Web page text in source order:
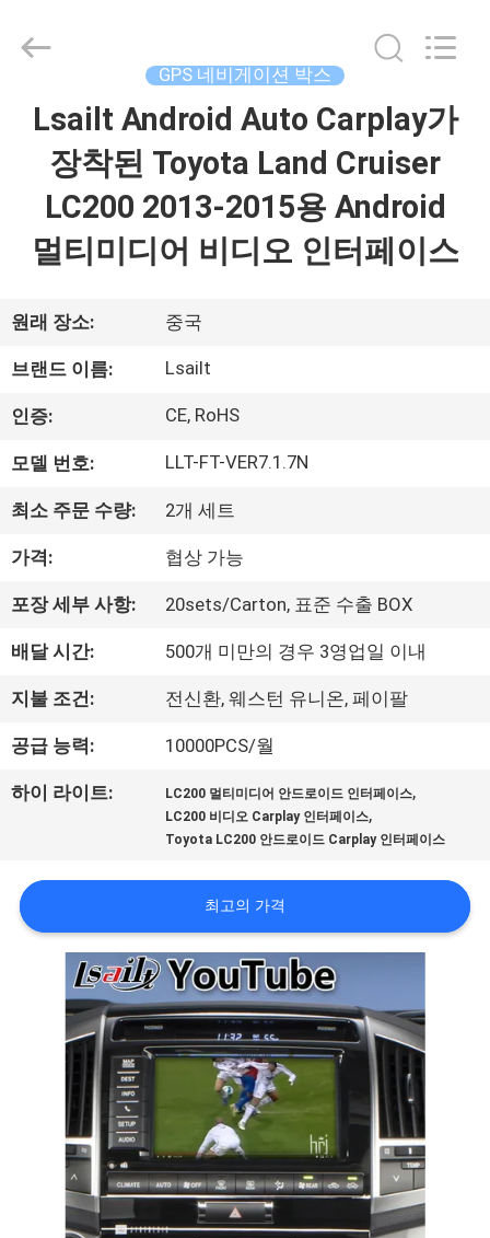
동
영
상
우
리
에
대
하
여
공
행
2015
Automobile
Electron
GPS 네비게이션 박스
Lsailt Android Auto Carplay가
장착된 Toyota Land Cruiser
LC200 2013-2015용 Android
멀티미디어 비디오 인터페이스
원래 장소: 중국
브랜드 이름: Lsailt
인증: CE, RoHS
모델 번호: LLT-FT-VER7.1.7N
최소 주문 수량: 2개 세트
가격: 협상 가능
포장 세부 사항: 20sets/Carton, 표준 수출 BOX
배달 시간: 500개 미만의 경우 3영업일 이내
지불 조건: 전신환, 웨스턴 유니온, 페이팔
공급 능력: 10000PCS/월
하이 라이트: LC200 멀티미디어 안드로이드 인터페이스,
LC200 비디오 Carplay 인터페이스,
Toyota LC200 안드로이드 Carplay 인터페이스
최고의 가격